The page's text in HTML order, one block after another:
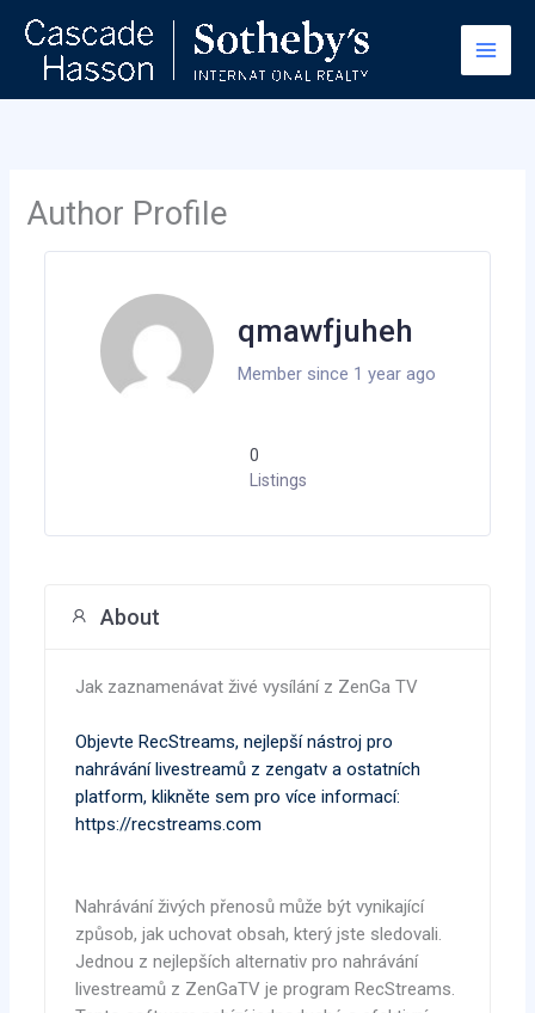
content
Author Profile
qmawfjuheh
Member since 1 year ago
0
Listings
About
Jak zaznamenávat živé vysílání z ZenGa TV
Objevte RecStreams, nejlepší nástroj pro
nahrávání livestreamů z zengatv a ostatních
platform, klikněte sem pro více informací:
https://recstreams.com
Nahrávání živých přenosů může být vynikající
způsob, jak uchovat obsah, který jste sledovali.
Jednou z nejlepších alternativ pro nahrávání
livestreamů z ZenGaTV je program RecStreams.